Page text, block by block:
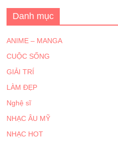
Danh mục
ANIME – MANGA
CUỘC SỐNG
GIẢI TRÍ
LÀM ĐẸP
Nghệ sĩ
NHẠC ÂU MỸ
NHẠC HOT